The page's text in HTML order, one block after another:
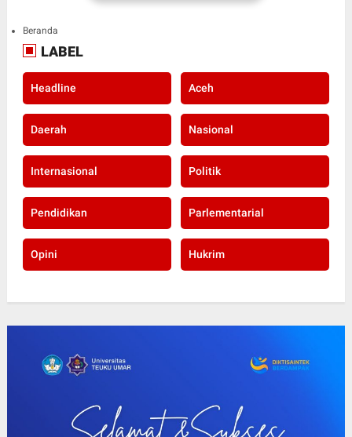
Beranda
LABEL
Headline Aceh
Daerah Nasional
Internasional Politik
Pendidikan Parlementarial
Opini Hukrim